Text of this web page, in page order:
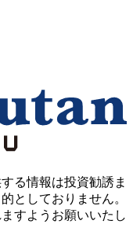
る情報は投資勧誘ま
としておりません。
すようお願いいたし